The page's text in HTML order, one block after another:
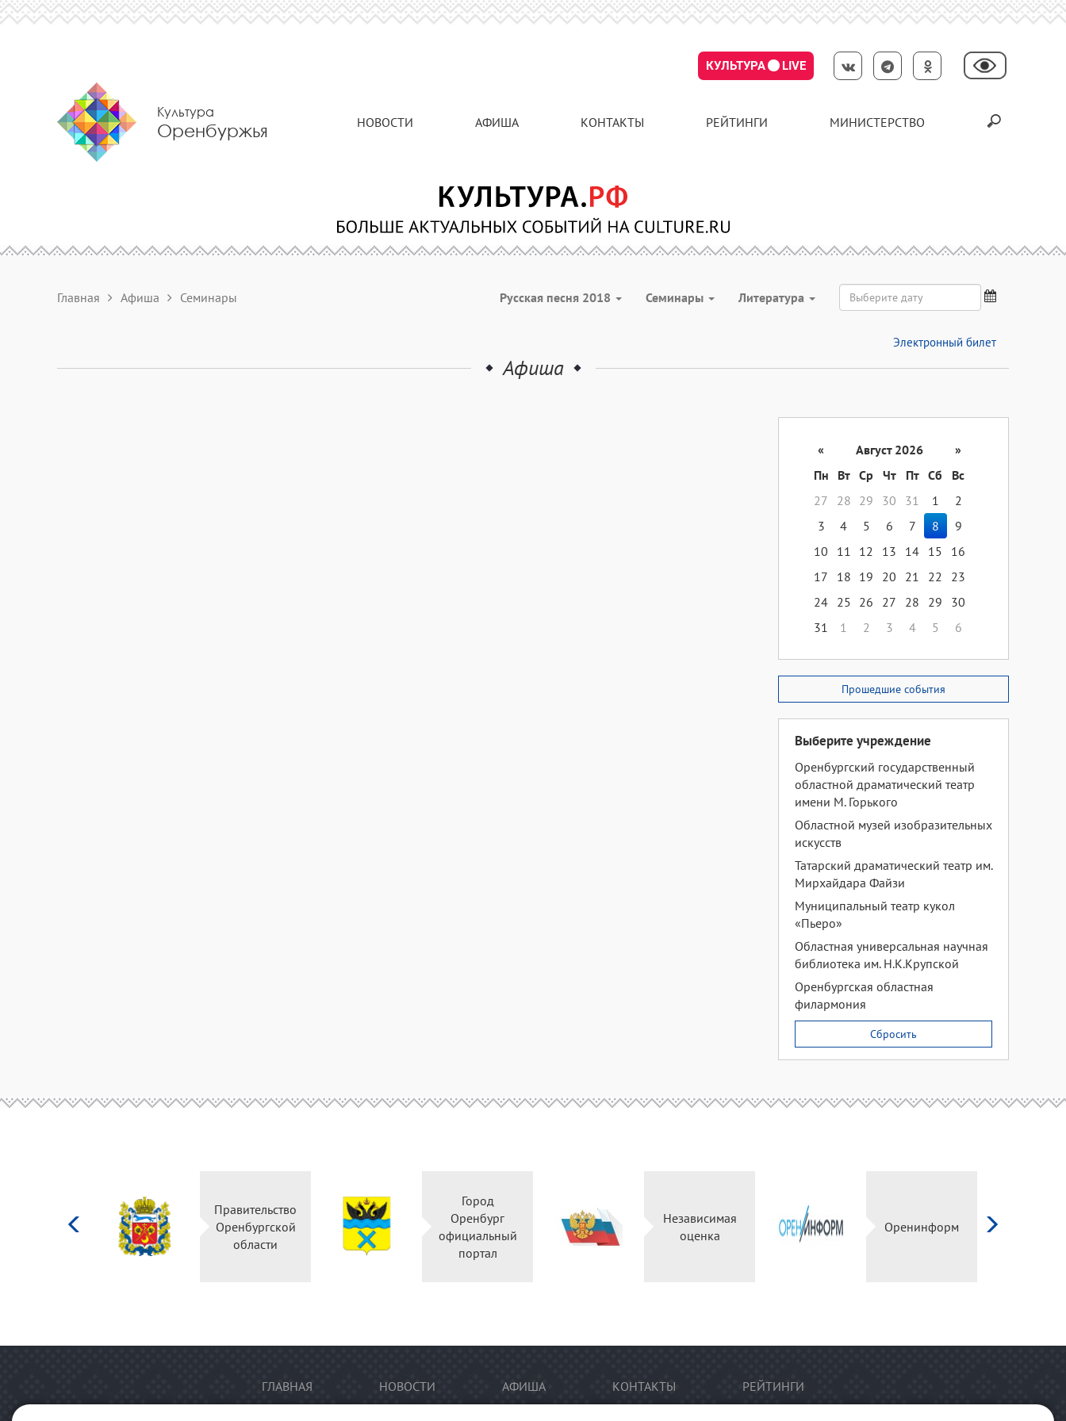
КУЛЬТУРА LIVE
Культура
Оренбуржья НОВОСТИ АФИША КОНТАКТЫ РЕЙТИНГИ МИНИСТЕРСТВО
Главная Афиша Семинары Русская песня 2018 Семинары Литература
Электронный билет
Афиша
« Август 2026
»
Пн
Вт Ср Чт Пт Сб
Вс
27
28 29 30 31 1
2
3
4 5 6 7 8
9
10
11 12 13 14 15
16
17
18 19 20 21 22
23
24 25 26 27 28 29
30
31
1 2 3 4 5 6
Прошедшие события
Выберите учреждение
Оренбургский государственный
областной драматический театр
имени М. Горького
Областной музей изобразительных
искусств
Татарский драматический театр им.
Мирхайдара Файзи
Муниципальный театр кукол
«Пьеро»
Областная универсальная научная
библиотека им. Н.К.Крупской
Оренбургская областная
филармония
Сбросить
Правительство
Оренбургской
области
Город
Оренбург
официальный
портал
Независимая
оценка
Оренинформ
ГЛАВНАЯ НОВОСТИ АФИША КОНТАКТЫ РЕЙТИНГИ